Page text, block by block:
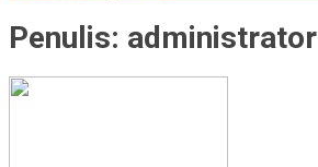
Penulis: administrator